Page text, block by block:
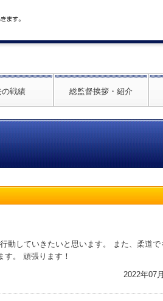
の戦績 総監督挨拶・紹介
動していきたいと思います。 また、柔道で
。 頑張ります！
2022年07